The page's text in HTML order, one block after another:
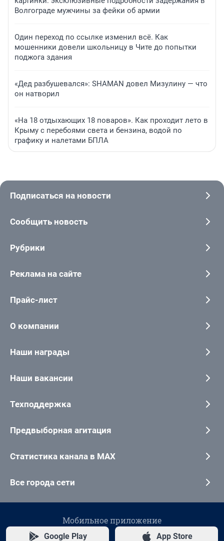
Волгограде мужчины за фейки об армии
Один переход по ссылке изменил всё. Как
мошенники довели школьницу в Чите до попытки
поджога здания
«Дед разбушевался»: SHAMAN довел Мизулину — что
он натворил
«На 18 отдыхающих 18 поваров». Как проходит лето в
Крыму с перебоями света и бензина, водой по
графику и налетами БПЛА
Подписаться на новости
Сообщить новость
Рубрики
Реклама на сайте
Прайс-лист
О компании
Наши награды
Наши вакансии
Техподдержка
Предвыборная агитация
Статистика канала в MAX
Все города сети
Мобильное приложение
Google Play App Store